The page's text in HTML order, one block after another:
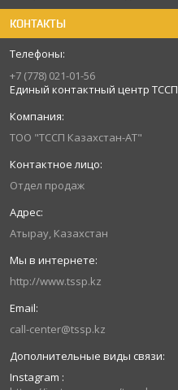
КОНТАКТЫ
+7 (778) 021-01-56
Единый контактный центр ТССП
ТОО "ТССП Казахстан-АТ"
Отдел продаж
Атырау, Казахстан
http://www.tssp.kz
call-center@tssp.kz
Instagram